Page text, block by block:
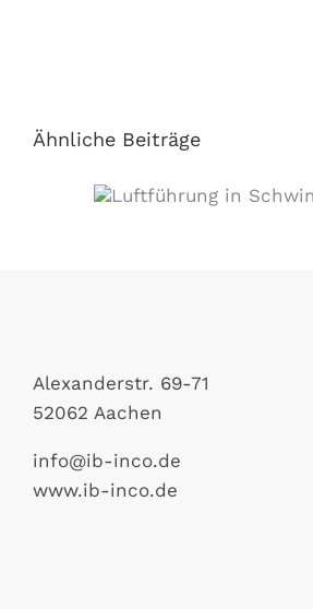
Ähnliche Beiträge
Alexanderstr. 69-71
52062 Aachen
info@ib-inco.de
www.ib-inco.de